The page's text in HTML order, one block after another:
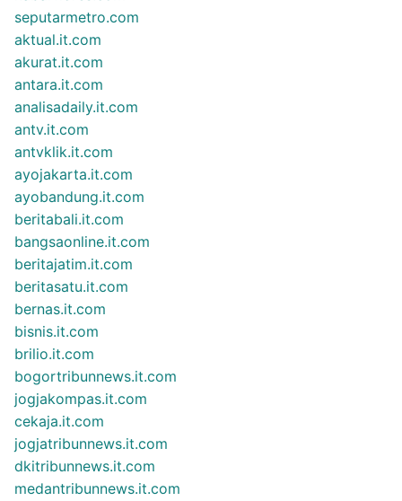
seputarmetro.com
aktual.it.com
akurat.it.com
antara.it.com
analisadaily.it.com
antv.it.com
antvklik.it.com
ayojakarta.it.com
ayobandung.it.com
beritabali.it.com
bangsaonline.it.com
beritajatim.it.com
beritasatu.it.com
bernas.it.com
bisnis.it.com
brilio.it.com
bogortribunnews.it.com
jogjakompas.it.com
cekaja.it.com
jogjatribunnews.it.com
dkitribunnews.it.com
medantribunnews.it.com